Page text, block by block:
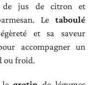
de jus de citron et
Le taboulé
et sa saveur
accompagner un
ou froid.